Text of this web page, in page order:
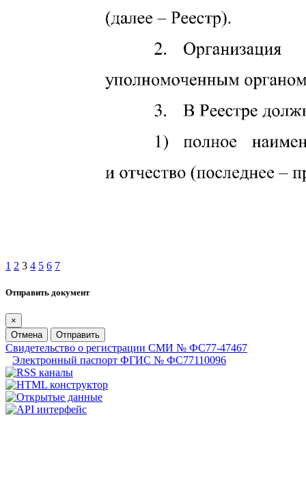
1 2 3 4 5 6 7
Отправить документ
×
Отмена
Отправить
Свидетельство о регистрации СМИ № ФС77-47467
Электронный паспорт ФГИС № ФС77110096